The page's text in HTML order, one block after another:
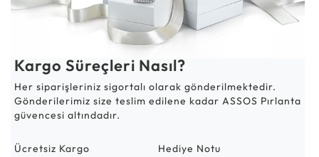
Kargo Süreçleri Nasıl?
Her siparişleriniz sigortalı olarak gönderilmektedir.
Gönderilerimiz size teslim edilene kadar ASSOS Pırlanta
güvencesi altındadır.
Ücretsiz Kargo Hediye Notu